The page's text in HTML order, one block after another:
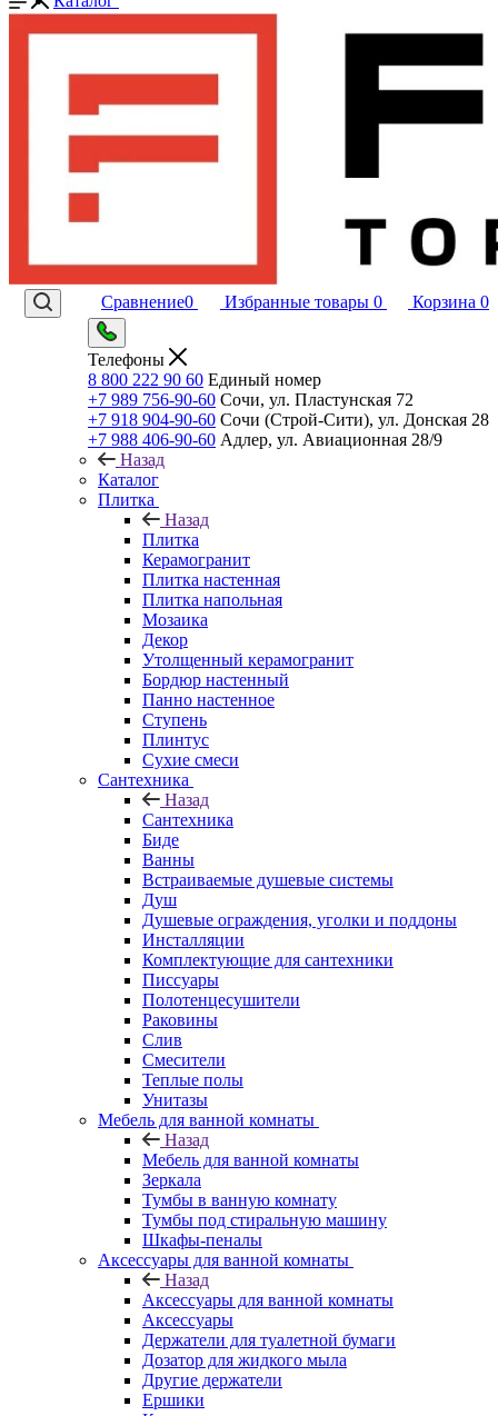
Сравнение0 Избранные товары 0 Корзина 0
Телефоны
8 800 222 90 60 Единый номер
+7 989 756-90-60 Сочи, ул. Пластунская 72
+7 918 904-90-60 Сочи (Строй-Сити), ул. Донская 28
+7 988 406-90-60 Адлер, ул. Авиационная 28/9
Назад
Каталог
Плитка
Назад
Плитка
Керамогранит
Плитка настенная
Плитка напольная
Мозаика
Декор
Утолщенный керамогранит
Бордюр настенный
Панно настенное
Ступень
Плинтус
Сухие смеси
Сантехника
Назад
Сантехника
Биде
Ванны
Встраиваемые душевые системы
Душ
Душевые ограждения, уголки и поддоны
Инсталляции
Комплектующие для сантехники
Писсуары
Полотенцесушители
Раковины
Слив
Смесители
Теплые полы
Унитазы
Мебель для ванной комнаты
Назад
Мебель для ванной комнаты
Зеркала
Тумбы в ванную комнату
Тумбы под стиральную машину
Шкафы-пеналы
Аксессуары для ванной комнаты
Назад
Аксессуары для ванной комнаты
Аксессуары
Держатели для туалетной бумаги
Дозатор для жидкого мыла
Другие держатели
Ершики